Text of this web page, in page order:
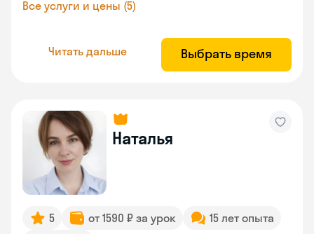
Все услуги и цены (5)
Читать дальше Выбрать время
Наталья
5 от 1590 ₽ за урок
15 лет опыта